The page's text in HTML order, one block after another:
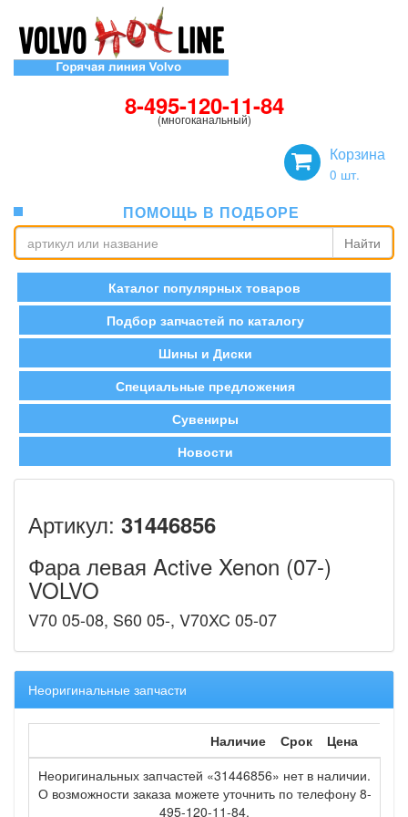
8-495-120-11-84
(многоканальный)
Корзина
0 шт.
ПОМОЩЬ В ПОДБОРЕ
Найти
Каталог популярных товаров
Подбор запчастей по каталогу
Шины и Диски
Специальные предложения
Сувениры
Новости
Артикул: 31446856
Фара левая Active Xenon (07-)
VOLVO
V70 05-08, S60 05-, V70XC 05-07
Неоригинальные запчасти
Наличие Срок
Цена
Неоригинальных запчастей «31446856» нет в наличии.
О возможности заказа можете уточнить по телефону 8-
495-120-11-84.